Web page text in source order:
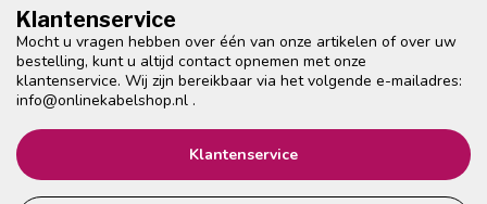
Klantenservice
Mocht u vragen hebben over één van onze artikelen of over uw
bestelling, kunt u altijd contact opnemen met onze
klantenservice. Wij zijn bereikbaar via het volgende e-mailadres:
info@onlinekabelshop.nl .
Klantenservice